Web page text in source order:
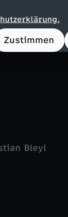
Zustimmen
Bleyl